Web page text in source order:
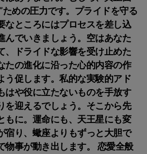
ための圧力です。プライドを守る
なところにはプロセスを差し込
んでいきましょう。空はあなた
、ドライドな影響を受け止めた
たの進化に沿った心的内容の作
う促します。私的な実験的アド
はや役に立たないものを手放す
を迎えるでしょう。そこから先
もに。運命にも、天王星にも変
宿り、蠍座よりもずっと大胆で
物事が動き出します。 恋愛全般